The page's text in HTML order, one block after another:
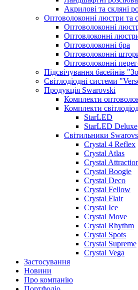
Акрилові та скляні
Оптоволоконні люстри та
Оптоволоконні
Оптовлоконні люстри
Оптоволоконні бра
Оптоволоконні
Оптоволоконні
Підсвічування басейнів
Світлодіодні системи
Продукція Swarovski
Комплекти
Комплекти
StarLED
StarLED Deluxe
Світильники
Crystal 4 Reflex
Crystal Atlas
Crystal
Crystal Boogie
Crystal Deco
Crystal Fellow
Crystal Flair
Crystal Ice
Crystal Move
Crystal Rhythm
Crystal Spots
Crystal Supreme
Crystal Vega
Застосування
Новини
Про компанію